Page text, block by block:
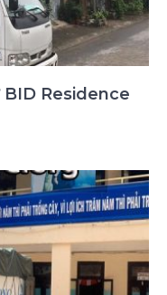
Residence